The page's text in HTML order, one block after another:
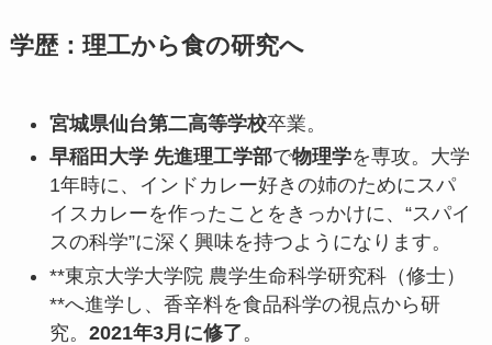
学歴：理工から食の研究へ
宮城県仙台第二高等学校卒業。
早稲田大学 先進理工学部で物理学を専攻。大学
1年時に、インドカレー好きの姉のためにスパ
イスカレーを作ったことをきっかけに、“スパイ
スの科学”に深く興味を持つようになります。
**東京大学大学院 農学生命科学研究科（修士）
**へ進学し、香辛料を食品科学の視点から研
究。 2021年3月に修了 。